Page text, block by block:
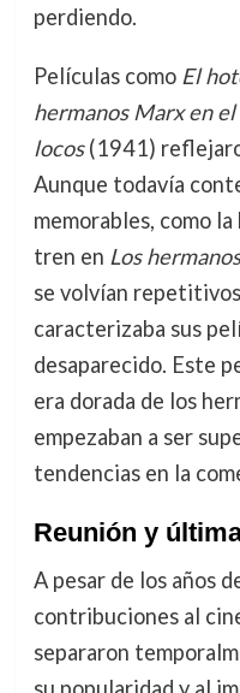
perdiendo.
Películas como El
hermanos Marx en
locos(1941)
Aunque todavía
memorables, como
tren en Los
se volvían
caracterizaba sus
desaparecido. Este
era dorada de los
empezaban a ser
tendencias en la
Reunión y
A pesar de los años
contribuciones al
separaron
su popularidad y al